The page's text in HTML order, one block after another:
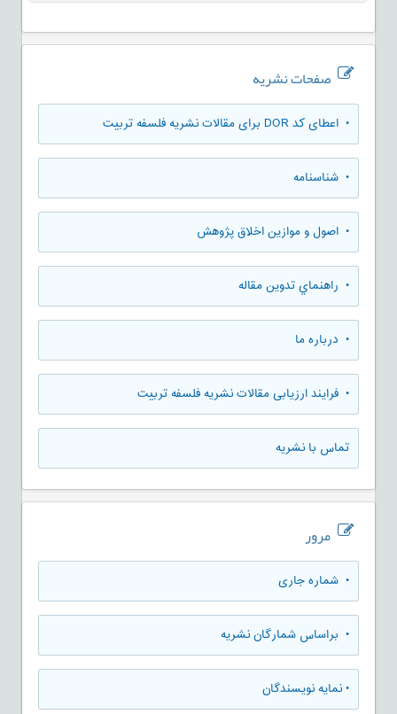
صفحات نشریه
• اعطای کد DOR برای مقالات نشریه فلسفه تربیت
• شناسنامه
• اصول و موازین اخلاق پژوهش
• راهنماي تدوين مقاله
• درباره ما
• فرایند ارزیابی مقالات نشریه فلسفه تربیت
تماس با نشریه
مرور
• شماره جاری
• براساس شمارگان نشریه
•نمایه نویسندگان